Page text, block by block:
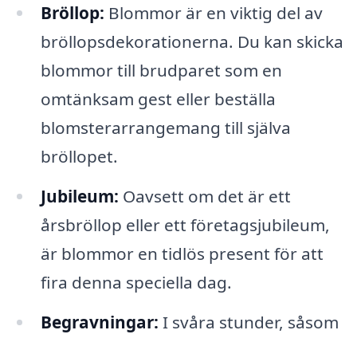
Bröllop: Blommor är en viktig del av
bröllopsdekorationerna. Du kan skicka
blommor till brudparet som en
omtänksam gest eller beställa
blomsterarrangemang till själva
bröllopet.
Jubileum: Oavsett om det är ett
årsbröllop eller ett företagsjubileum,
är blommor en tidlös present för att
fira denna speciella dag.
Begravningar: I svåra stunder, såsom